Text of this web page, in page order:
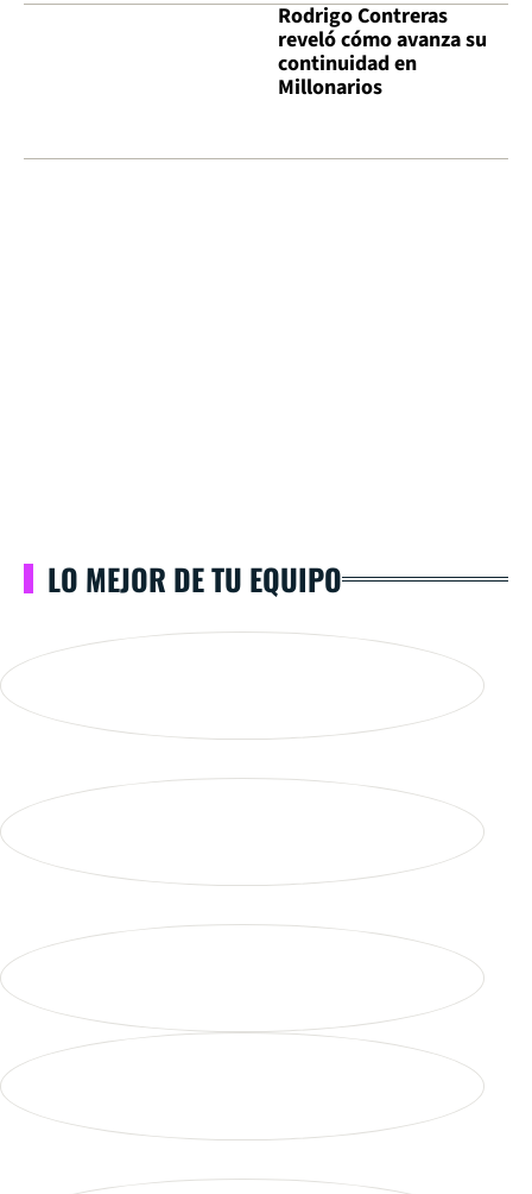
Rodrigo Contreras
reveló cómo avanza su
continuidad en
Millonarios
LO MEJOR DE TU EQUIPO